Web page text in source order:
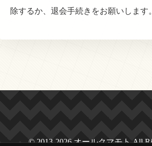
除するか、退会手続きをお願いします。
© 2013-2026 オールクマモト All